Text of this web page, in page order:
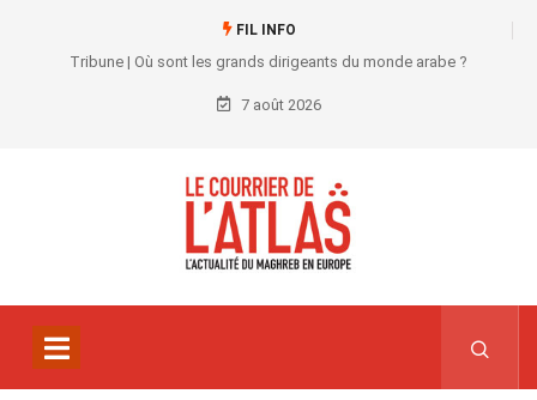
FIL INFO
Tribune | Où sont les grands dirigeants du monde arabe ?
7 août 2026